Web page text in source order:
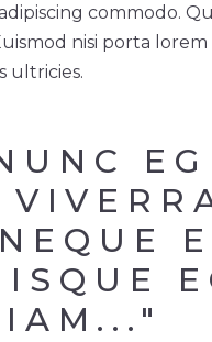
commodo.
nisi porta
ultricies.